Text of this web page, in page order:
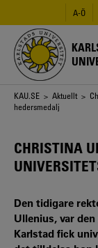
huvudinnehåll
A-Ö
Länkstig
KAU.SE > Aktuellt >
hedersmedalj
CHRISTINA
Den tidigare
Ullenius, var
Karlstad fick